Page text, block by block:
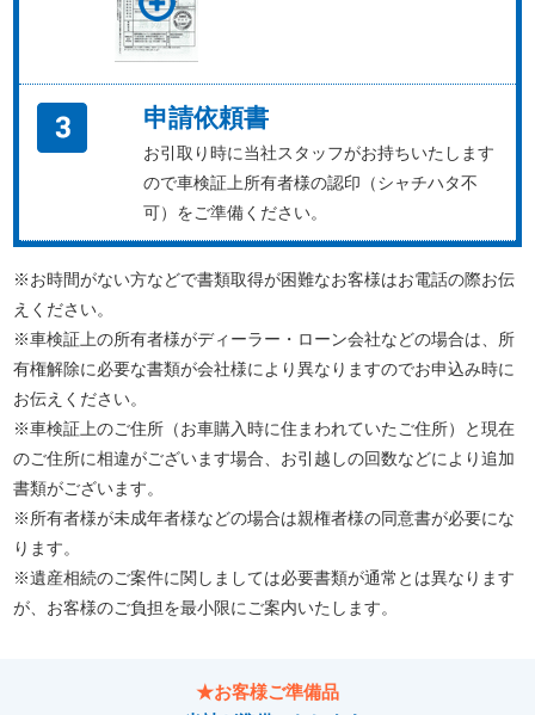
申請依頼書
お引取り時に当社スタッフがお持ちいたします
ので車検証上所有者様の認印（シャチハタ不
可）をご準備ください。
※お時間がない方などで書類取得が困難なお客様はお電話の際お伝
えください。
※車検証上の所有者様がディーラー・ローン会社などの場合は、所
有権解除に必要な書類が会社様により異なりますのでお申込み時に
お伝えください。
※車検証上のご住所（お車購入時に住まわれていたご住所）と現在
のご住所に相違がございます場合、お引越しの回数などにより追加
書類がございます。
※所有者様が未成年者様などの場合は親権者様の同意書が必要にな
ります。
※遺産相続のご案件に関しましては必要書類が通常とは異なります
が、お客様のご負担を最小限にご案内いたします。
★お客様ご準備品